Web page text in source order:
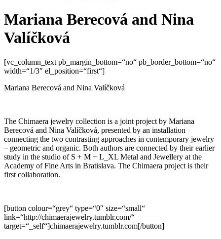
Mariana Berecová and Nina
Valíčková
[vc_column_text pb_margin_bottom=“no“ pb_border_bottom=“no“
width=“1/3″ el_position=“first“]
Mariana Berecová and Nina Valíčková
The Chimaera jewelry collection is a joint project by Mariana
Berecová and Nina Valíčková, presented by an installation
connecting the two contrasting approaches in contemporary jewelry
– geometric and organic. Both authors are connected by their earlier
study in the studio of S + M + L_XL Metal and Jewellery at the
Academy of Fine Arts in Bratislava. The Chimaera project is their
first collaboration.
[button colour=“grey“ type=“0″ size=“small“
link=“http://chimaerajewelry.tumblr.com/“
target=“_self“]chimaerajewelry.tumblr.com[/button]